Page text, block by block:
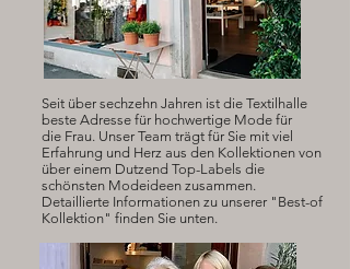
Seit über sechzehn Jahren ist die Textilhalle
beste Adresse für hochwertige Mode für
die Frau. Unser Team trägt für Sie mit viel
Erfahrung und Herz aus den Kollektionen von
über einem Dutzend Top-Labels die
schönsten Modeideen zusammen.
Detaillierte Informationen zu unserer "Best-of
Kollektion" finden Sie unten.